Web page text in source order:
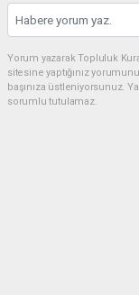
Yorum yazarak Topluluk
sitesine yaptığınız
başınıza üstleniyorsunuz.
sorumlu tutulamaz.